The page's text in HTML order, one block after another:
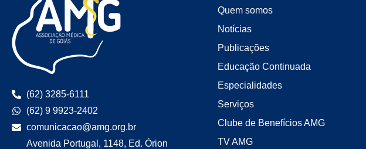
(62) 3285-6111
(62) 9 9923-2402
comunicacao@amg.org.br
Avenida Portugal, 1148, Ed. Órion
Quem somos
Notícias
Publicações
Educação Continuada
Especialidades
Serviços
Clube de Benefícios AMG
TV AMG